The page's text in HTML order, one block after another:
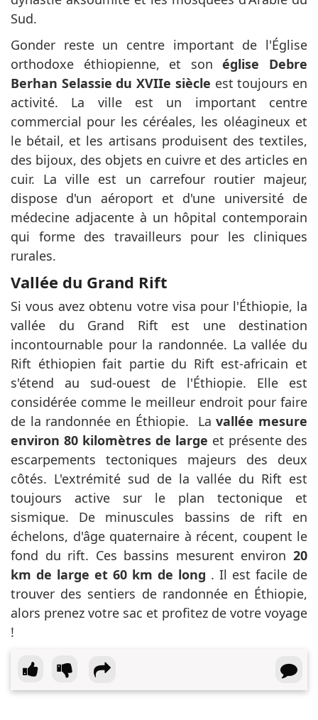
Sud.
Gonder reste un centre important de l'Église
orthodoxe éthiopienne, et sonéglise Debre
Berhan Selassie du XVIIe siècle est toujours en
activité. La ville est un important centre
commercial pour les céréales, les oléagineux et
le bétail, et les artisans produisent des textiles,
des bijoux, des objets en cuivre et des articles en
cuir. La ville est un carrefour routier majeur,
dispose d'un aéroport et d'une université de
médecine adjacente à un hôpital contemporain
qui forme des travailleurs pour les cliniques
rurales.
Vallée du Grand Rift
Si vous avez obtenu votre visa pour l'Éthiopie, la
vallée du Grand Rift est une destination
incontournable pour la randonnée. La vallée du
Rift éthiopien fait partie du Rift est-africain et
s'étend au sud-ouest de l'Éthiopie. Elle est
considérée comme le meilleur endroit pour faire
de la randonnée en Éthiopie. Lavallée mesure
environ 80 kilomètres de large et présente des
escarpements tectoniques majeurs des deux
côtés. L'extrémité sud de la vallée du Rift est
toujours active sur le plan tectonique et
sismique. De minuscules bassins de rift en
échelons, d'âge quaternaire à récent, coupent le
fond du rift. Ces bassins mesurent environ 20
km de large et 60 km de long . Il est facile de
trouver des sentiers de randonnée en Éthiopie,
alors prenez votre sac et profitez de votre voyage
!